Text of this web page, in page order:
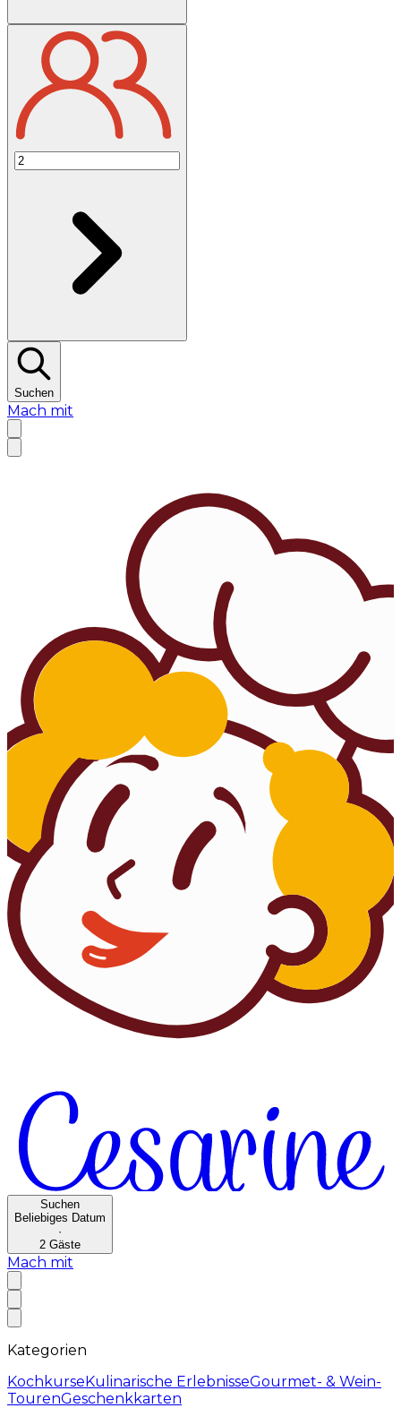
Suchen
Mach mit
Suchen
Beliebiges Datum
·
2 Gäste
Mach mit
Kategorien
KochkurseKulinarische ErlebnisseGourmet- & Wein-
TourenGeschenkkarten